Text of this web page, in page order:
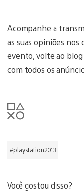
Acompanhe a
as suas opiniões
evento, volte ao
com todos os
#playstation2013
Você gostou disso?